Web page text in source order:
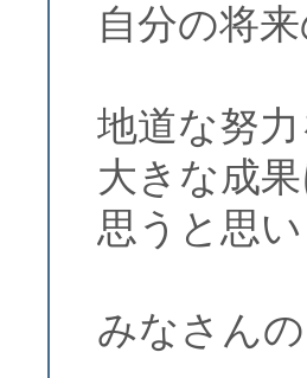
自分の将
地道な努
大きな成
思うと思い
みなさん